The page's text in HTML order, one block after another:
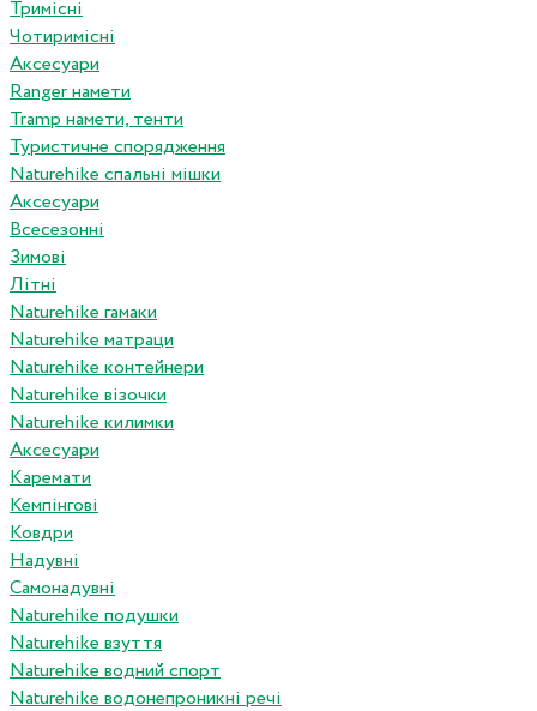
Тримісні
Чотиримісні
Аксесуари
Ranger намети
Tramp намети, тенти
Туристичне спорядження
Naturehike спальні мішки
Аксесуари
Всесезонні
Зимові
Літні
Naturehike гамаки
Naturehike матраци
Naturehike контейнери
Naturehike візочки
Naturehike килимки
Аксесуари
Каремати
Кемпінгові
Ковдри
Надувні
Самонадувні
Naturehike подушки
Naturehike взуття
Naturehike водний спорт
Naturehike водонепроникні речі